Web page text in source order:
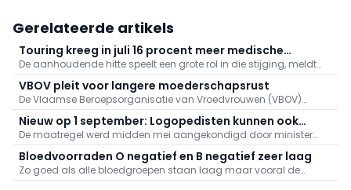
Gerelateerde artikels
Touring kreeg in juli 16 procent meer medische
dossiers binnen: "Hitte speelt grote rol"
De aanhoudende hitte speelt een grote rol in die stijging, meldt
Touring. Er kwamen daarnaast veel oproepen binnen naar
aanleiding van de bosbranden in het zuiden van Europa.
VBOV pleit voor langere moederschapsrust
De Vlaamse Beroepsorganisatie van Vroedvrouwen (VBOV)
vraagt de federale overheid om de moederschapsrust uit te
breiden tot minstens zes maanden na de bevalling.
Nieuw op 1 september: Logopedisten kunnen ook
videoconsultaties aanbieden
De maatregel werd midden mei aangekondigd door minister
van Volksgezondheid Frank Vandenbroucke (Vooruit).
Bloedvoorraden O negatief en B negatief zeer laag
Zo goed als alle bloedgroepen staan laag maar vooral de
voorraden aan O negatief en B negatief baren zorgen.